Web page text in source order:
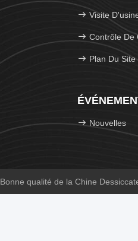
Visite
Contrôle De
Plan Du Site
Nouvelles
Bonne qualité de la Chine